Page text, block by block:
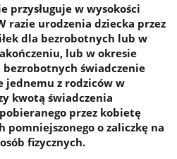
przysługuje w wysokości
razie urodzenia dziecka przez
dla bezrobotnych lub w
lub w okresie
bezrobotnych świadczenie
jednemu z rodziców w
kwotą świadczenia
przez kobietę
pomniejszonego o zaliczkę na
fizycznych.